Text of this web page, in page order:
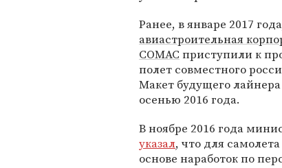
Ранее, в январе 2017
авиастроительная
COMAC приступили к
полет совместного
Макет будущего
осенью 2016 года.
В ноябре 2016 года
указал, что для
основе наработок по